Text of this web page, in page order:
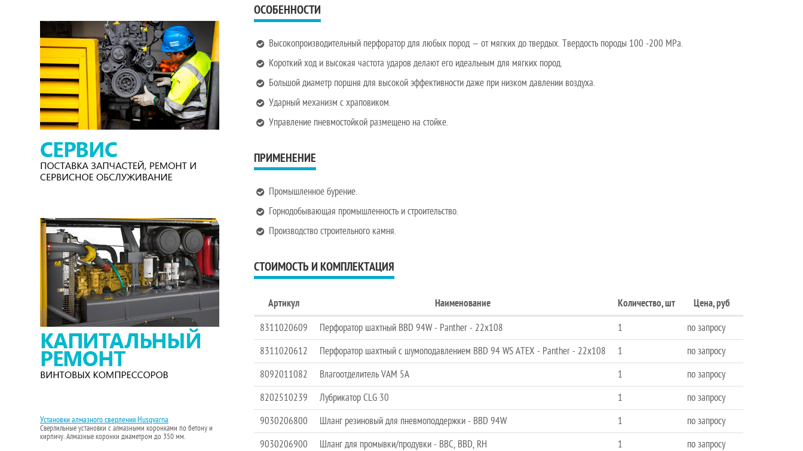
Установки алмазного сверления Husqvarna
Сверлильные установки с алмазными коронками по бетону и
кирпичу. Алмазные коронки диаметром до 350 мм.
ОСОБЕННОСТИ
Высокопроизводительный перфоратор для любых пород — от мягких до твердых. Твердость породы 100 -200 MPa.
Короткий ход и высокая частота ударов делают его идеальным для мягких пород.
Большой диаметр поршня для высокой эффективности даже при низком давлении воздуха.
Ударный механизм с храповиком.
Управление пневмостойкой размещено на стойке.
ПРИМЕНЕНИЕ
Промышленное бурение.
Горнодобывающая промышленность и строительство.
Производство строительного камня.
СТОИМОСТЬ И КОМПЛЕКТАЦИЯ
Артикул Наименование Количество, шт Цена, руб
8311020609 Перфоратор шахтный BBD 94W - Panther - 22x108 1
по запросу
8311020612
Перфоратор шахтный с шумоподавлением BBD 94 WS ATEX - Panther - 22x108 1
по запросу
8092011082
Влагоотделитель VAM 5A 1
по запросу
8202510239
Лубрикатор CLG 30 1
по запросу
9030206800
Шланг резиновый для пневмоподдержки - BBD 94W 1
по запросу
9030206900
Шланг для промывки/продувки - BBC, BBD, RH 1
по запросу